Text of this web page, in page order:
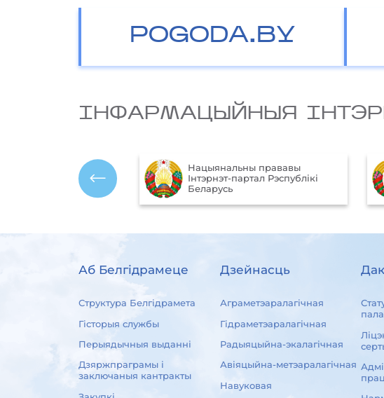
POGODA.BY
IНФАРМАЦЫЙНЫЯ
Беларусь
Нацыянальны прававы
Інтэрнэт-партал Рэспублікі
Беларусь
Аб Белгідрамеце
Структура Белгідрамета
Гісторыя службы
Перыядычныя выданні
Дзяржпраграмы і
заключаныя кантракты
Дзейнасць
Аграметэаралагічная
Гідраметэаралагічная
Радыяцыйна-экалагічная
Авіяцыйна-метэаралагічная
Навуковая